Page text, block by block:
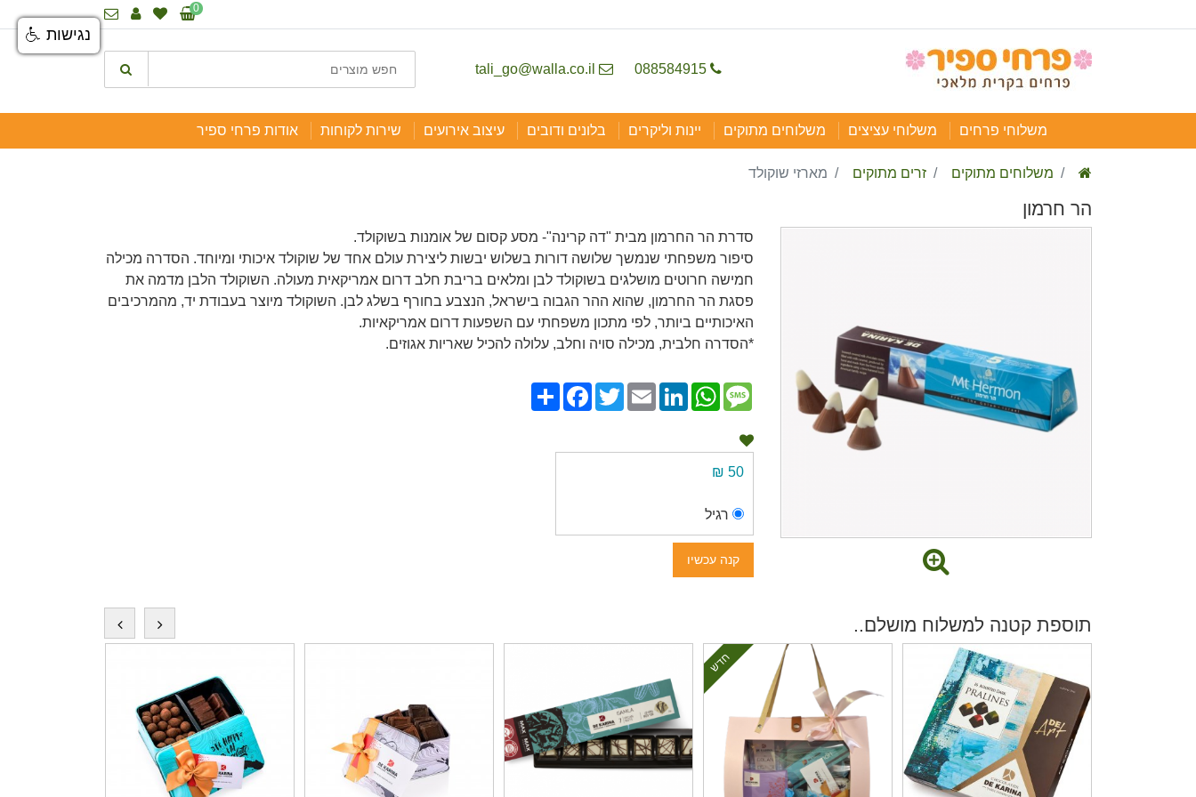
0
088584915
משלוחי פרחים משלוחי עציצים משלוחים מתוקים יינות וליקרים בלונים ודובים עיצוב אירועים שירות לקוחות אודות פרחי ספיר
משלוחים מתוקים זרים מתוקים מארזי שוקולד
הר חרמון
סדרת הר החרמון מבית "דה קרינה"- מסע קסום של אומנות בשוקולד.
סיפור משפחתי שנמשך שלושה דורות בשלוש יבשות ליצירת עולם אחד של שוקולד איכותי ומיוחד. הסדרה מכילה
חמישה חרוטים מושלגים בשוקולד לבן ומלאים בריבת חלב דרום אמריקאית מעולה. השוקולד הלבן מדמה את
פסגת הר החרמון, שהוא ההר הגבוה בישראל, הנצבע בחורף בשלג לבן. השוקולד מיוצר בעבודת יד, מהמרכיבים
האיכותיים ביותר, לפי מתכון משפחתי עם השפעות דרום אמריקאיות.
*הסדרה חלבית, מכילה סויה וחלב, עלולה להכיל שאריות אגוזים.
Share
FacebookTwitterEmail
LinkedIn
WhatsAppMessage
50 ₪
רגיל
קנה עכשיו
תוספת קטנה למשלוח מושלם..
חדש
נגישות